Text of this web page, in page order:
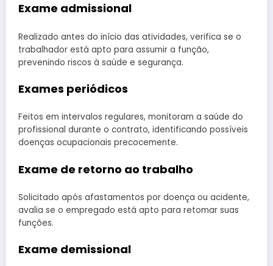
Exame admissional
Realizado antes do início das atividades, verifica se o
trabalhador está apto para assumir a função,
prevenindo riscos à saúde e segurança.
Exames periódicos
Feitos em intervalos regulares, monitoram a saúde do
profissional durante o contrato, identificando possíveis
doenças ocupacionais precocemente.
Exame de retorno ao trabalho
Solicitado após afastamentos por doença ou acidente,
avalia se o empregado está apto para retomar suas
funções.
Exame demissional